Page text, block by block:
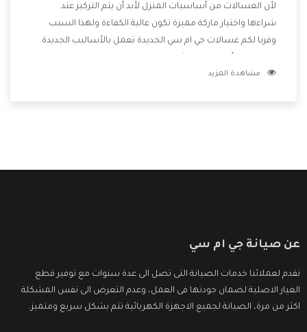
لأن الغسالات من أساسيات المنزل لأبد أن يتم التركيز عند
شراءها واختيار ماركة مميزة تكون عالية الكفاءة ولهذا السبب
وفرنا لكم غسالات جي ام سي الجديدة تعمل بالأساليب الجديدة
بشراء المنتج وتقدم لنا الشركة أفضل الاسعار المناسبة للعملاء
مشاهدة المزيد
عن صيانة جي ام سي
نقدم لعملائنا خدمات الصيانة التى تصل الى عدة سنوات مع توفير قطع
الغيار الاصلية لضمان جودتها فى العمل، وعدم التعرض الى نفس المشكلة
اكثر من مرة، الصيانة لجميع الاجهزة الكهربائية تتم بشكل سريع ومتميز.